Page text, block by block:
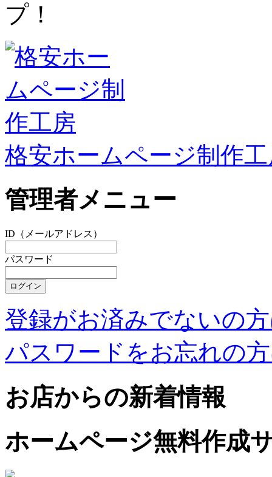
プ！
格安ホームページ制作
管理者メニュー
ID（メールアドレス）
パスワード
登録がお済みでないの
パスワードをお忘れの
お店からの新着情報
ホームページ無料作成